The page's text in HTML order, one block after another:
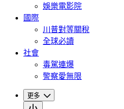
娛樂電影院
國際
川普對等關稅
全球必讀
社會
毒駕連爆
警察愛無限
更多